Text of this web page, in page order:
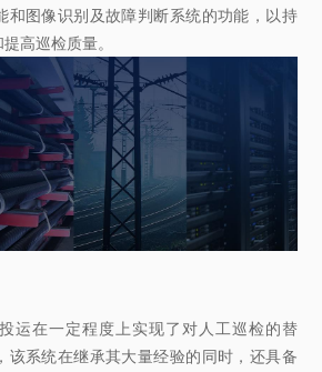
和图像识别及故障判断系统的功能，以持
高巡检质量。
运在一定程度上实现了对人工巡检的替
该系统在继承其大量经验的同时，还具备